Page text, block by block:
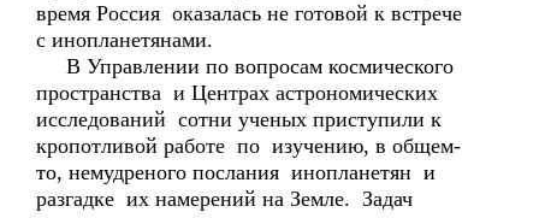
время Россия оказалась не готовой к встрече
с инопланетянами.
В Управлении по вопросам космического
пространства и Центрах астрономических
исследований сотни ученых приступили к
кропотливой работе по изучению, в общем-
то, немудреного послания инопланетян и
разгадке их намерений на Земле. Задач